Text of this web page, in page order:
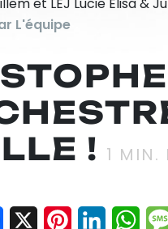
L'équipe
! 1 MIN.
Facebook
X Pinterest